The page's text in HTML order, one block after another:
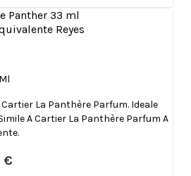
La Panthère Parfum. Ideale
A Cartier La Panthère Parfum A
€